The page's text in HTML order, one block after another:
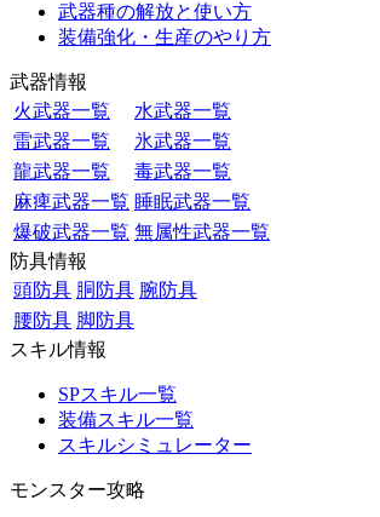
武器種の解放と使い方
装備強化・生産のやり方
武器情報
火武器一覧
水武器一覧
雷武器一覧
氷武器一覧
龍武器一覧
毒武器一覧
麻痺武器一覧 睡眠武器一覧
爆破武器一覧 無属性武器一覧
防具情報
頭防具 胴防具 腕防具
腰防具 脚防具
スキル情報
SPスキル一覧
装備スキル一覧
スキルシミュレーター
モンスター攻略